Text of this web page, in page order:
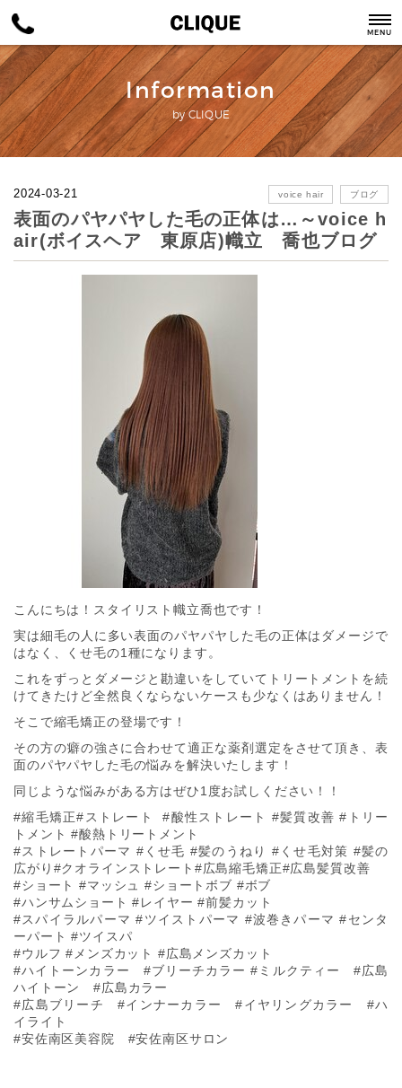
MENU
Information
by CLIQUE
2024-03-21 voice hair ブログ
表面のパヤパヤした毛の正体は…～voice h
air(ボイスヘア 東原店)幟立 喬也ブログ
こんにちは！スタイリスト幟立喬也です！
実は細毛の人に多い表面のパヤパヤした毛の正体はダメージで
はなく、くせ毛の1種になります。
これをずっとダメージと勘違いをしていてトリートメントを続
けてきたけど全然良くならないケースも少なくはありません！
そこで縮毛矯正の登場です！
その方の癖の強さに合わせて適正な薬剤選定をさせて頂き、表
面のパヤパヤした毛の悩みを解決いたします！
同じような悩みがある方はぜひ1度お試しください！！
#縮毛矯正#ストレート #酸性ストレート #髪質改善 #トリー
トメント #酸熱トリートメント
#ストレートパーマ #くせ毛 #髪のうねり #くせ毛対策 #髪の
広がり#クオラインストレート#広島縮毛矯正#広島髪質改善
#ショート #マッシュ #ショートボブ #ボブ
#ハンサムショート #レイヤー #前髪カット
#スパイラルパーマ #ツイストパーマ #波巻きパーマ #センタ
ーパート #ツイスパ
#ウルフ #メンズカット #広島メンズカット
#ハイトーンカラー #ブリーチカラー #ミルクティー #広島
ハイトーン #広島カラー
#広島ブリーチ #インナーカラー #イヤリングカラー #ハ
イライト
#安佐南区美容院 #安佐南区サロン